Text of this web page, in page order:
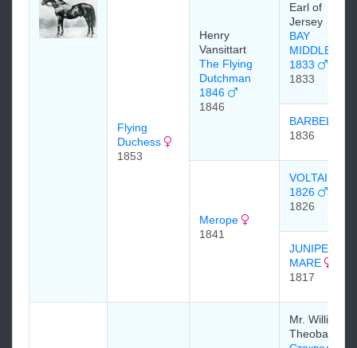
Flying
Duchess
1853
Henry
Vansittart
The Flying
Dutchman
1846
1846
Earl of
Jersey
BAY
MIDDLETON
1833
1833
BARBELLE
1836
Merope
1841
VOLTAIRE
1826
1826
JUNIPER
MARE
1817
Mr. William
Theobald